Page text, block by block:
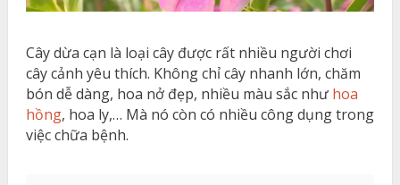
Cây dừa cạn là loại cây được rất nhiều người chơi
cây cảnh yêu thích. Không chỉ cây nhanh lớn, chăm
bón dễ dàng, hoa nở đẹp, nhiều màu sắc như hoa
hồng, hoa ly,… Mà nó còn có nhiều công dụng trong
việc chữa bệnh.